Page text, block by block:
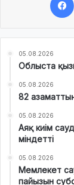
05.08.2026
Облыста
05.08.2026
82
05.08.2026
Аяқ киім
міндетті
05.08.2026
Мемлекет
пайызын